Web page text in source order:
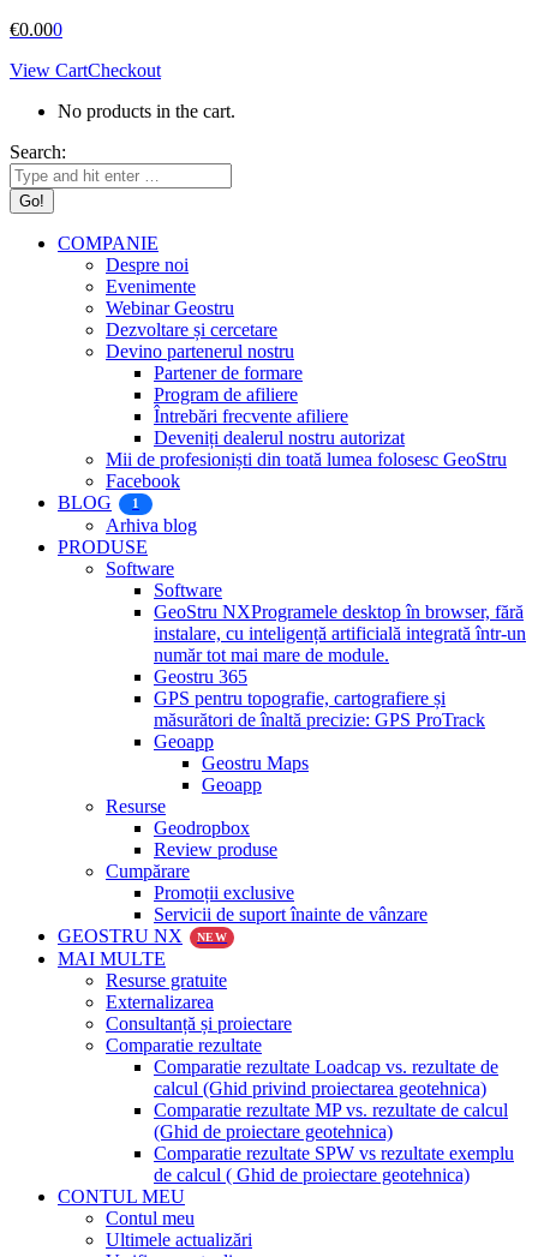
€0.000
View CartCheckout
No products in the cart.
Search:
COMPANIE
Despre noi
Evenimente
Webinar Geostru
Dezvoltare și cercetare
Devino partenerul nostru
Partener de formare
Program de afiliere
Întrebări frecvente afiliere
Deveniți dealerul nostru autorizat
Mii de profesioniști din toată lumea folosesc GeoStru
Facebook
BLOG
1
Arhiva blog
PRODUSE
Software
Software
GeoStru NXProgramele desktop în browser, fără
instalare, cu inteligență artificială integrată într-un
număr tot mai mare de module.
Geostru 365
GPS pentru topografie, cartografiere și
măsurători de înaltă precizie: GPS ProTrack
Geoapp
Geostru Maps
Geoapp
Resurse
Geodropbox
Review produse
Cumpărare
Promoții exclusive
Servicii de suport înainte de vânzare
GEOSTRU NX
NEW
MAI MULTE
Resurse gratuite
Externalizarea
Consultanță și proiectare
Comparatie rezultate
Comparatie rezultate Loadcap vs. rezultate de
calcul (Ghid privind proiectarea geotehnica)
Comparatie rezultate MP vs. rezultate de calcul
(Ghid de proiectare geotehnica)
Comparatie rezultate SPW vs rezultate exemplu
de calcul ( Ghid de proiectare geotehnica)
CONTUL MEU
Contul meu
Ultimele actualizări